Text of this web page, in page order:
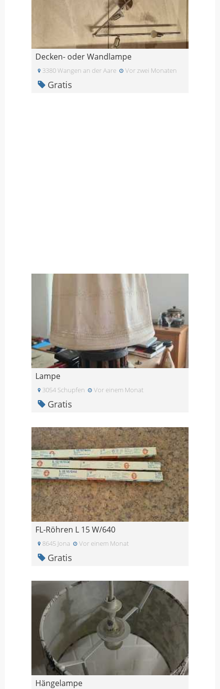
Decken- oder Wandlampe
3380 Wangen an der Aare Vor zwei Monaten
Gratis
Lampe
3054 Schupfen Vor einem Monat
Gratis
FL-Röhren L 15 W/640
8645 Jona Vor einem Monat
Gratis
Hängelampe